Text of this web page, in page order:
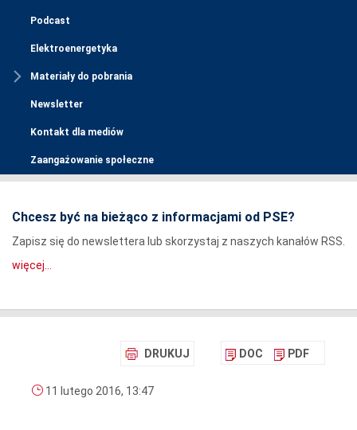
Podcast
Elektroenergetyka
Materiały do pobrania
Newsletter
Kontakt dla mediów
Zaangażowanie społeczne
Chcesz być na bieżąco z informacjami od PSE?
Zapisz się do newslettera lub skorzystaj z naszych kanałów RSS.
więcej...
DRUKUJ DOC PDF
11 lutego 2016, 13:47